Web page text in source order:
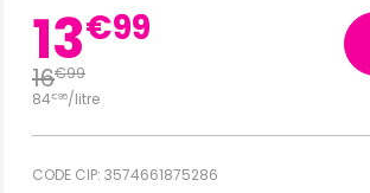
13€99
16€99
84€95/litre
CODE CIP: 3574661875286